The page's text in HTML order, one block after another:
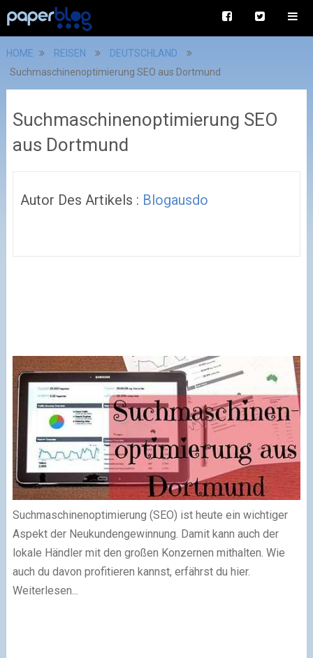
HOME REISEN
DEUTSCHLAND
Suchmaschinenoptimierung SEO aus Dortmund
Suchmaschinenoptimierung SEO
aus Dortmund
Autor Des Artikels : Blogausdo
Suchmaschinenoptimierung (SEO) ist heute ein wichtiger
Aspekt der Neukundengewinnung. Damit kann auch der
lokale Händler mit den großen Konzernen mithalten. Wie
auch du davon profitieren kannst, erfährst du hier.
Weiterlesen...